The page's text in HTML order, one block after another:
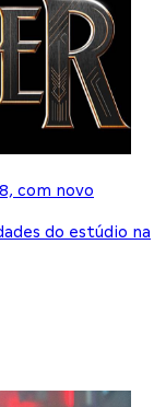
com novo
do estúdio na